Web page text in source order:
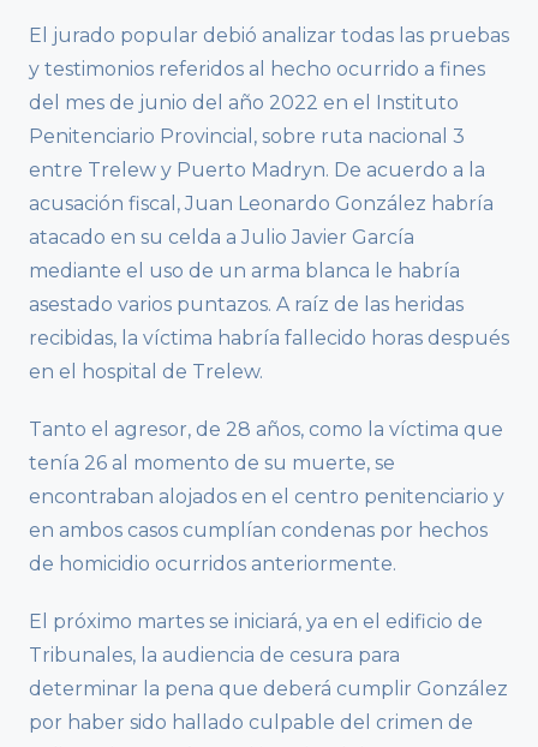
El jurado popular debió analizar todas las pruebas
y testimonios referidos al hecho ocurrido a fines
del mes de junio del año 2022 en el Instituto
Penitenciario Provincial, sobre ruta nacional 3
entre Trelew y Puerto Madryn. De acuerdo a la
acusación fiscal, Juan Leonardo González habría
atacado en su celda a Julio Javier García
mediante el uso de un arma blanca le habría
asestado varios puntazos. A raíz de las heridas
recibidas, la víctima habría fallecido horas después
en el hospital de Trelew.
Tanto el agresor, de 28 años, como la víctima que
tenía 26 al momento de su muerte, se
encontraban alojados en el centro penitenciario y
en ambos casos cumplían condenas por hechos
de homicidio ocurridos anteriormente.
El próximo martes se iniciará, ya en el edificio de
Tribunales, la audiencia de cesura para
determinar la pena que deberá cumplir González
por haber sido hallado culpable del crimen de